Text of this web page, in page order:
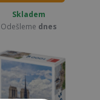
Skladem
Odešleme dnes